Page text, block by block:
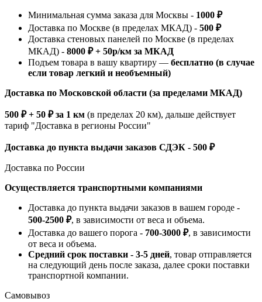
Минимальная сумма заказа для Москвы - 1000 ₽
Доставка по Москве (в пределах МКАД) - 500 ₽
Доставка стеновых панелей по Москве (в пределах
МКАД) - 8000 ₽ + 50р/км за МКАД
Подъем товара в вашу квартиру — бесплатно (в случае
если товар легкий и необъемный)
Доставка по Московской области (за пределами МКАД)
500 ₽ + 50 ₽ за 1 км (в пределах 20 км), дальше действует
тариф "Доставка в регионы России"
Доставка до пункта выдачи заказов СДЭК - 500 ₽
Доставка по России
Осуществляется транспортными компаниями
Доставка до пункта выдачи заказов в вашем городе -
500-2500 ₽, в зависимости от веса и объема.
Доставка до вашего порога - 700-3000 ₽, в зависимости
от веса и объема.
Средний срок поставки - 3-5 дней, товар отправляется
на следующий день после заказа, далее сроки поставки
транспортной компании.
Самовывоз